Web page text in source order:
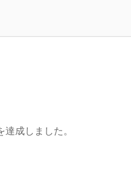
成しました。